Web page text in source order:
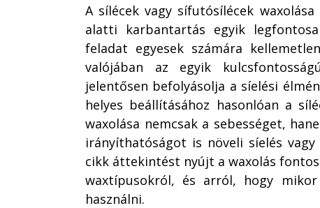
A sílécek vagy sífutósílécek
alatti karbantartás egyik
feladat egyesek számára
valójában az egyik
jelentősen befolyásolja a síelési
helyes beállításához hasonlóan a
waxolása nemcsak a sebességet,
irányíthatóságot is növeli síelés
cikk áttekintést nyújt a waxolás
waxtípusokról, és arról, hogy
használni.